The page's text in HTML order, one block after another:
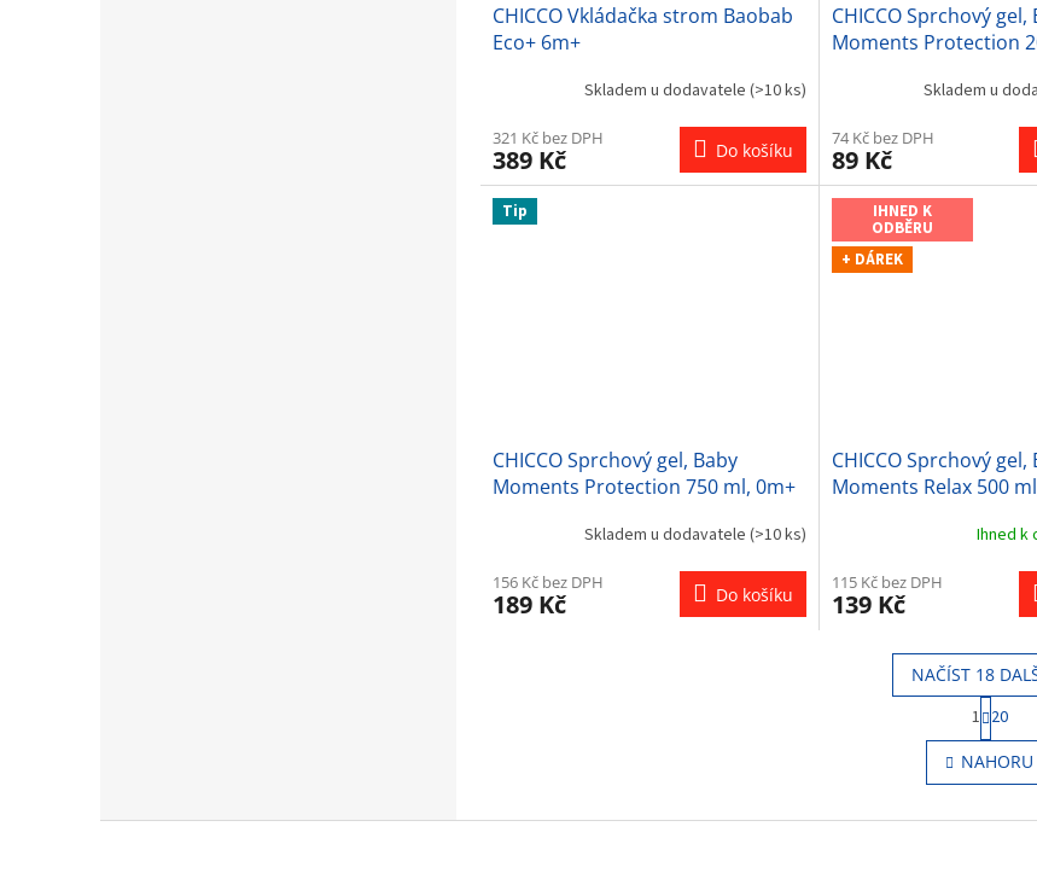
CHICCO Vkládačka strom Baobab
Eco+ 6m+
Skladem u dodavatele (>10 ks)
321 Kč bez DPH
389 Kč Do košíku
CHICCO Sprchový gel,
Moments Protection
Skladem u
74 Kč bez DPH
89 Kč
Tip
CHICCO Sprchový gel, Baby
Moments Protection 750 ml, 0m+
Skladem u dodavatele (>10 ks)
156 Kč bez DPH
189 Kč Do košíku
IHNED K
ODBĚRU
+ DÁREK
CHICCO Sprchový gel,
Moments Relax 500
Ihned k
115 Kč bez DPH
139 Kč
O
v
l
d
NAČÍST 18
S
t
r
á
n
o
1 20
NAHORU